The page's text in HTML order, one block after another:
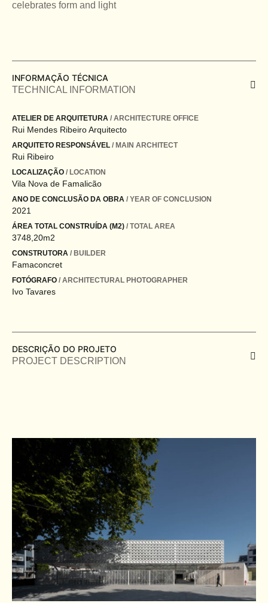
celebrates form and light
INFORMAÇÃO TÉCNICA
TECHNICAL INFORMATION
ATELIER DE ARQUITETURA / ARCHITECTURE OFFICE
Rui Mendes Ribeiro Arquitecto
ARQUITETO RESPONSÁVEL / MAIN ARCHITECT
Rui Ribeiro
LOCALIZAÇÃO / LOCATION
Vila Nova de Famalicão
ANO DE CONCLUSÃO DA OBRA / YEAR OF CONCLUSION
2021
ÁREA TOTAL CONSTRUÍDA (M2) / TOTAL AREA
3748,20m2
CONSTRUTORA / BUILDER
Famaconcret
FOTÓGRAFO / ARCHITECTURAL PHOTOGRAPHER
Ivo Tavares
DESCRIÇÃO DO PROJETO
PROJECT DESCRIPTION